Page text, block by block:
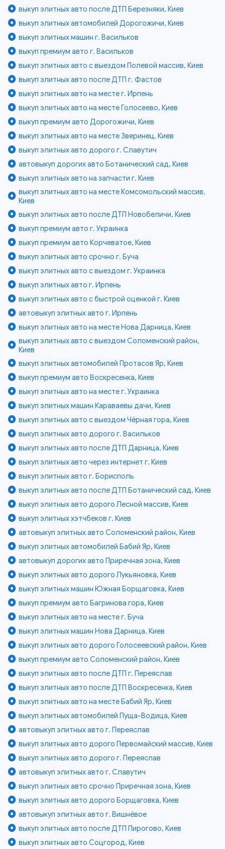
выкуп элитных авто после ДТП Березняки, Киев
выкуп элитных автомобилей Дорогожичи, Киев
выкуп элитных машин г. Васильков
выкуп премиум авто г. Васильков
выкуп элитных авто с выездом Полевой массив, Киев
выкуп элитных авто после ДТП г. Фастов
выкуп элитных авто на месте г. Ирпень
выкуп элитных авто на месте Голосеево, Киев
выкуп премиум авто Дорогожичи, Киев
выкуп элитных авто на месте Зверинец, Киев
выкуп элитных авто дорого г. Славутич
автовыкуп дорогих авто Ботанический сад, Киев
выкуп элитных авто на запчасти г. Киев
выкуп элитных авто на месте Комсомольский массив,
Киев
выкуп элитных авто после ДТП Новобеличи, Киев
выкуп премиум авто г. Украинка
выкуп премиум авто Корчеватое, Киев
выкуп элитных авто срочно г. Буча
выкуп элитных авто с выездом г. Украинка
выкуп элитных авто г. Ирпень
выкуп элитных авто с быстрой оценкой г. Киев
автовыкуп элитных авто г. Ирпень
выкуп элитных авто на месте Нова Дарница, Киев
выкуп элитных авто с выездом Соломенский район,
Киев
выкуп элитных автомобилей Протасов Яр, Киев
выкуп премиум авто Воскресенка, Киев
выкуп элитных авто на месте г. Украинка
выкуп элитных машин Караваевы дачи, Киев
выкуп элитных авто с выездом Чёрная гора, Киев
выкуп элитных авто дорого г. Васильков
выкуп элитных авто после ДТП Дарница, Киев
выкуп элитных авто через интернет г. Киев
выкуп элитных авто г. Борисполь
выкуп элитных авто после ДТП Ботанический сад, Киев
выкуп элитных авто дорого Лесной массив, Киев
выкуп элитных хэтчбеков г. Киев
автовыкуп элитных авто Соломенский район, Киев
выкуп элитных автомобилей Бабий Яр, Киев
автовыкуп дорогих авто Приречная зона, Киев
выкуп элитных авто дорого Лукьяновка, Киев
выкуп элитных машин Южная Борщаговка, Киев
выкуп премиум авто Багринова гора, Киев
выкуп элитных авто на месте г. Буча
выкуп элитных машин Нова Дарница, Киев
выкуп элитных авто дорого Голосеевский район, Киев
выкуп премиум авто Соломенский район, Киев
выкуп элитных авто после ДТП г. Переяслав
выкуп элитных авто после ДТП Воскресенка, Киев
выкуп элитных авто на месте Бабий Яр, Киев
выкуп элитных автомобилей Пуща-Водица, Киев
автовыкуп элитных авто г. Переяслав
выкуп элитных авто дорого Первомайский массив, Киев
выкуп элитных авто дорого г. Переяслав
автовыкуп элитных авто г. Славутич
выкуп элитных авто срочно Приречная зона, Киев
выкуп элитных авто дорого Борщаговка, Киев
автовыкуп элитных авто г. Вишнёвое
выкуп элитных авто после ДТП Пирогово, Киев
выкуп элитных авто Соцгород, Киев